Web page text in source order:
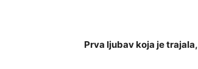
Prva ljubav koja je